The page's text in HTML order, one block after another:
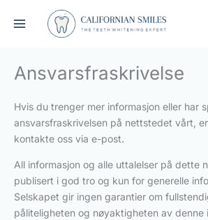
rett
Ansvarsfraskrivelse
Hvis du trenger mer informasjon eller har
ansvarsfraskrivelsen på nettstedet vårt,
kontakte oss via e-post.
All informasjon og alle uttalelser på dette
publisert i god tro og kun for generelle
Selskapet gir ingen garantier om
påliteligheten og nøyaktigheten av denne